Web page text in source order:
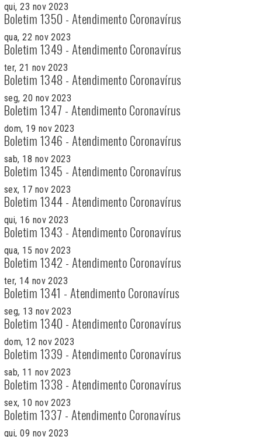
qui, 23 nov 2023
Boletim 1350 - Atendimento Coronavírus
qua, 22 nov 2023
Boletim 1349 - Atendimento Coronavírus
ter, 21 nov 2023
Boletim 1348 - Atendimento Coronavírus
seg, 20 nov 2023
Boletim 1347 - Atendimento Coronavírus
dom, 19 nov 2023
Boletim 1346 - Atendimento Coronavírus
sab, 18 nov 2023
Boletim 1345 - Atendimento Coronavírus
sex, 17 nov 2023
Boletim 1344 - Atendimento Coronavírus
qui, 16 nov 2023
Boletim 1343 - Atendimento Coronavírus
qua, 15 nov 2023
Boletim 1342 - Atendimento Coronavírus
ter, 14 nov 2023
Boletim 1341 - Atendimento Coronavírus
seg, 13 nov 2023
Boletim 1340 - Atendimento Coronavírus
dom, 12 nov 2023
Boletim 1339 - Atendimento Coronavírus
sab, 11 nov 2023
Boletim 1338 - Atendimento Coronavírus
sex, 10 nov 2023
Boletim 1337 - Atendimento Coronavírus
qui, 09 nov 2023